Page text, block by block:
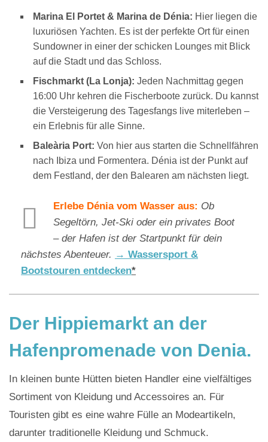
Marina El Portet & Marina de Dénia: Hier liegen die
luxuriösen Yachten. Es ist der perfekte Ort für einen
Sundowner in einer der schicken Lounges mit Blick
auf die Stadt und das Schloss.
Fischmarkt (La Lonja): Jeden Nachmittag gegen
16:00 Uhr kehren die Fischerboote zurück. Du kannst
die Versteigerung des Tagesfangs live miterleben –
ein Erlebnis für alle Sinne.
Baleària Port: Von hier aus starten die Schnellfähren
nach Ibiza und Formentera. Dénia ist der Punkt auf
dem Festland, der den Balearen am nächsten liegt.
Erlebe Dénia vom Wasser aus: Ob
Segeltörn, Jet-Ski oder ein privates Boot
– der Hafen ist der Startpunkt für dein
nächstes Abenteuer. → Wassersport &
Bootstouren entdecken*
Der Hippiemarkt an der
Hafenpromenade von Denia.
In kleinen bunte Hütten bieten Handler eine vielfältiges
Sortiment von Kleidung und Accessoires an. Für
Touristen gibt es eine wahre Fülle an Modeartikeln,
darunter traditionelle Kleidung und Schmuck.